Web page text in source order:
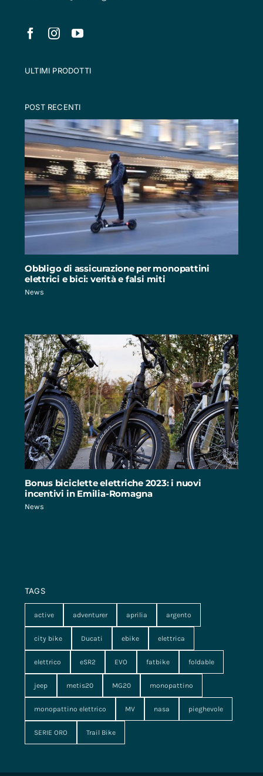
ULTIMI PRODOTTI
POST RECENTI
Obbligo di assicurazione per monopattini
elettrici e bici: verità e falsi miti
News
Bonus biciclette elettriche 2023: i nuovi
incentivi in Emilia-Romagna
News
TAGS
active adventurer aprilia argento
city bike Ducati ebike elettrica
elettrico eSR2 EVO fatbike foldable
jeep metis20 MG20 monopattino
monopattino elettrico MV nasa pieghevole
SERIE ORO Trail Bike